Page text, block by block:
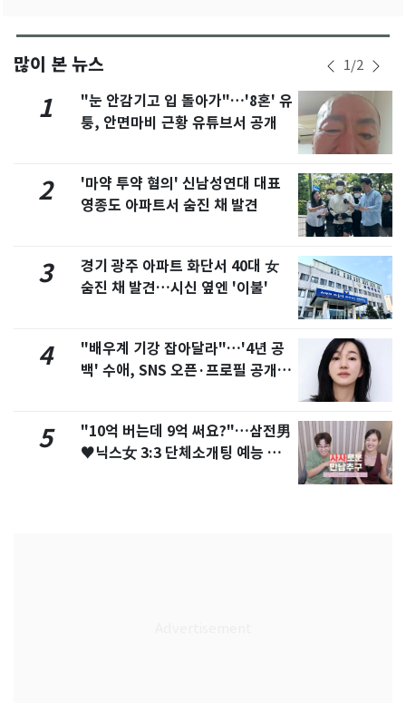
많이 본 뉴스 1/2
1
"눈 안감기고 입 돌아가"…'8혼' 유
퉁, 안면마비 근황 유튜브서 공개
2
'마약 투약 혐의' 신남성연대 대표
영종도 아파트서 숨진 채 발견
3
경기 광주 아파트 화단서 40대 女
숨진 채 발견…시신 옆엔 '이불'
4
"배우계 기강 잡아달라"…'4년 공
백' 수애, SNS 오픈·프로필 공개
5
"10억 버는데 9억 써요?"…삼전男
♥닉스女 3:3 단체소개팅 예능 화